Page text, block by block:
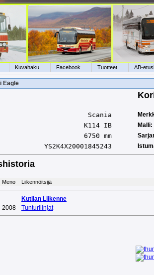
Kuvahaku Facebook Tuotteet AB-
Eagle
Scania
K114 IB
Malli:
6750 mm
YS2K4X20001845243
Meno Liikennöitsijä
Kutilan Liikenne
2008 Tunturilinjat